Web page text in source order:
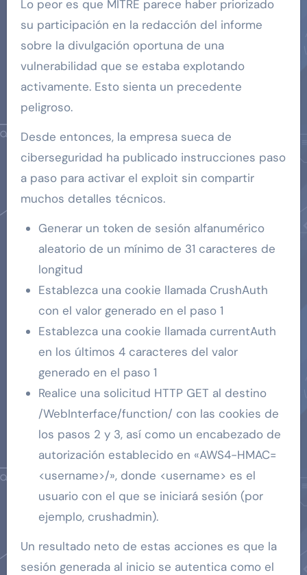
Lo peor es que MITRE parece haber priorizado
su participación en la redacción del informe
sobre la divulgación oportuna de una
vulnerabilidad que se estaba explotando
activamente. Esto sienta un precedente
peligroso.
Desde entonces, la empresa sueca de
ciberseguridad ha publicado instrucciones paso
a paso para activar el exploit sin compartir
muchos detalles técnicos.
Generar un token de sesión alfanumérico
aleatorio de un mínimo de 31 caracteres de
longitud
Establezca una cookie llamada CrushAuth
con el valor generado en el paso 1
Establezca una cookie llamada currentAuth
en los últimos 4 caracteres del valor
generado en el paso 1
Realice una solicitud HTTP GET al destino
/WebInterface/function/ con las cookies de
los pasos 2 y 3, así como un encabezado de
autorización establecido en «AWS4-HMAC=
<username>/», donde <username> es el
usuario con el que se iniciará sesión (por
ejemplo, crushadmin).
Un resultado neto de estas acciones es que la
sesión generada al inicio se autentica como el